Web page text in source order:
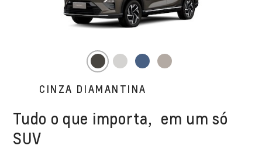
CINZA DIAMANTINA
Tudo o que importa, em um só
SUV